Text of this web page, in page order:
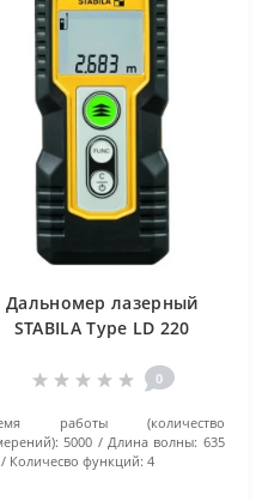
Дальномер лазерный
STABILA Type LD 220
0
работы (количество
5000 Длина волны: 635
Количесво функций: 4